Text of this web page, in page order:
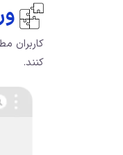
کاربران
کنند.